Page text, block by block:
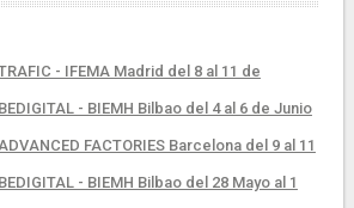
- IFEMA Madrid del 8 al 11 de
- BIEMH Bilbao del 4 al 6 de Junio
FACTORIES Barcelona del 9 al 11
- BIEMH Bilbao del 28 Mayo al 1